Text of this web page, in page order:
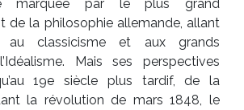
marquée par le plus grand
de la philosophie allemande, allant
au classicisme et aux grands
Mais ses perspectives
19e siècle plus tardif, de la
la révolution de mars 1848, le